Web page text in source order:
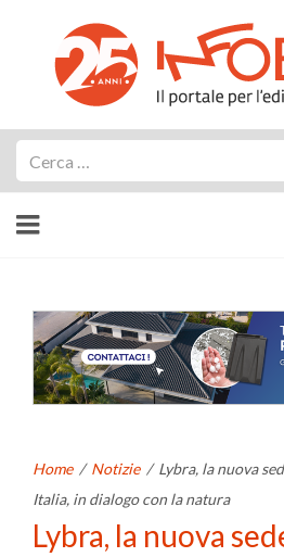
Home / Notizie / Lybra, la nuova
Italia, in dialogo con la natura
Lybra, la nuova